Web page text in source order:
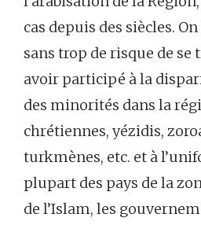
cas depuis des siècles.
sans trop de risque de se
avoir participé à la
des minorités dans la
chrétiennes, yézidis,
turkmènes, etc. et à
plupart des pays de la
de l’Islam, les